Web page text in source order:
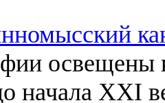
освещены
начала XXI